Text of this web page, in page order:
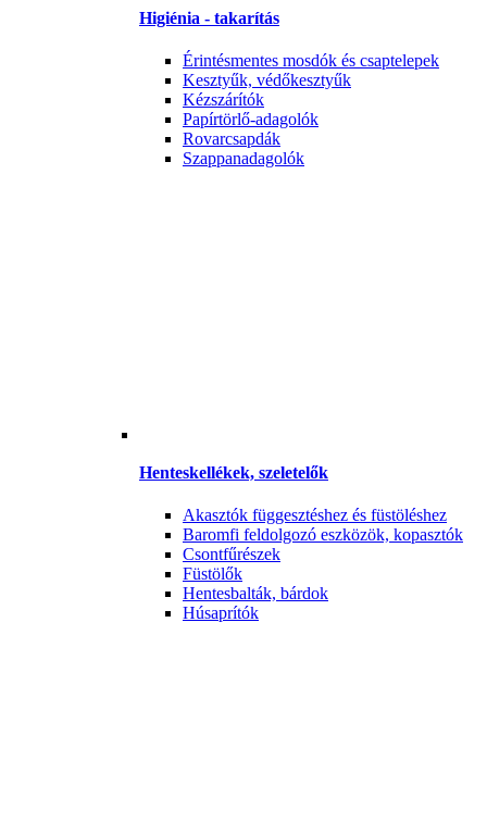
Higiénia - takarítás
Érintésmentes mosdók és csaptelepek
Kesztyűk, védőkesztyűk
Kézszárítók
Papírtörlő-adagolók
Rovarcsapdák
Szappanadagolók
Henteskellékek, szeletelők
Akasztók függesztéshez és füstöléshez
Baromfi feldolgozó eszközök, kopasztók
Csontfűrészek
Füstölők
Hentesbalták, bárdok
Húsaprítók